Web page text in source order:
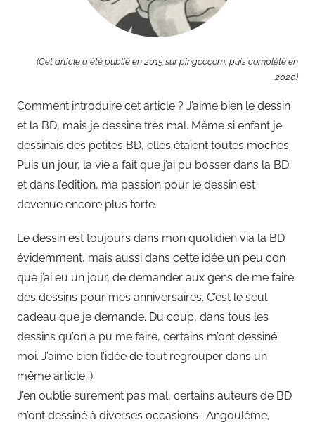
(Cet article a été publié en 2015 sur pingoo.com, puis complété en
2020)
Comment introduire cet article ? J’aime bien le dessin
et la BD, mais je dessine très mal. Même si enfant je
dessinais des petites BD, elles étaient toutes moches.
Puis un jour, la vie a fait que j’ai pu bosser dans la BD
et dans l’édition, ma passion pour le dessin est
devenue encore plus forte.
Le dessin est toujours dans mon quotidien via la BD
évidemment, mais aussi dans cette idée un peu con
que j’ai eu un jour, de demander aux gens de me faire
des dessins pour mes anniversaires. C’est le seul
cadeau que je demande. Du coup, dans tous les
dessins qu’on a pu me faire, certains m’ont dessiné
moi. J’aime bien l’idée de tout regrouper dans un
même article :).
J’en oublie surement pas mal, certains auteurs de BD
m’ont dessiné à diverses occasions : Angoulême,